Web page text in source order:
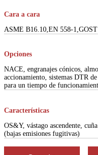
Cara a cara
ASME B16.10,EN 558-
Opciones
NACE, engranajes cónicos,
accionamiento, sistemas DTR
para un tiempo de
Características
OS&Y, vástago ascendente,
(bajas emisiones fugitivas)